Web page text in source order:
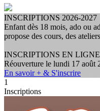
INSCRIPTIONS 2026-2027
Enfant dès 18 mois, ado ou
propose des cours, des
INSCRIPTIONS EN LIGNE
Réouverture le lundi 17 août
En savoir + & S'inscrire
1
Inscriptions